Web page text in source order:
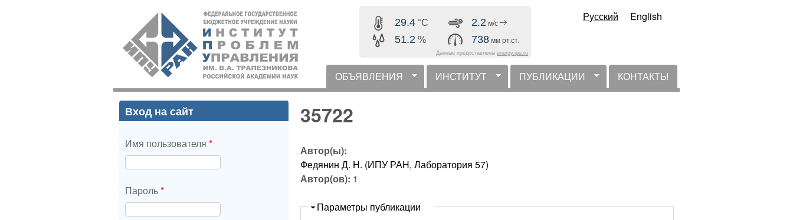
содержанию
ИПУ
РАН
29.4 °C
51.2 %
2.2 м/с
738 мм рт.ст.
Данные предоставлены energy.ipu.ru
Русский English
горизонтальное меню
ОБЪЯВЛЕНИЯ ИНСТИТУТ ПУБЛИКАЦИИ КОНТАКТЫ
35722
Автор(ы):
Федянин Д. Н. (ИПУ РАН, Лаборатория 57)
Автор(ов): 1
Скрыть
Параметры публикации
Вход на сайт
Имя пользователя *
Пароль*